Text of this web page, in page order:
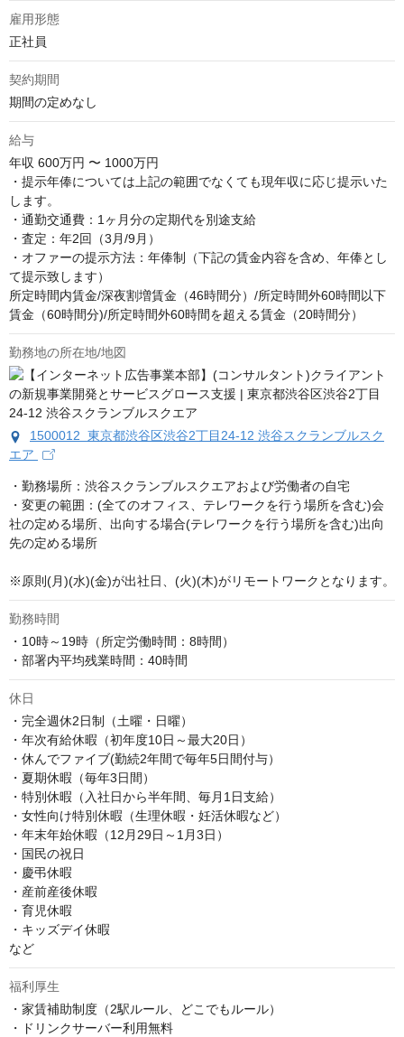
雇用形態
正社員
契約期間
期間の定めなし
給与
年収 600万円 〜 1000万円
・提示年俸については上記の範囲でなくても現年収に応じ提示いた
します。
・通勤交通費：1ヶ月分の定期代を別途支給
・査定：年2回（3月/9月）
・オファーの提示方法：年俸制（下記の賃金内容を含め、年俸とし
て提示致します）
所定時間内賃金/深夜割増賃金（46時間分）/所定時間外60時間以下
賃金（60時間分)/所定時間外60時間を超える賃金（20時間分）
勤務地の所在地/地図
1500012 東京都渋谷区渋谷2丁目24-12 渋谷スクランブルスク
エア
・勤務場所：渋谷スクランブルスクエアおよび労働者の自宅
・変更の範囲：(全てのオフィス、テレワークを行う場所を含む)会
社の定める場所、出向する場合(テレワークを行う場所を含む)出向
先の定める場所
※原則(月)(水)(金)が出社日、(火)(木)がリモートワークとなります。
勤務時間
・10時～19時（所定労働時間：8時間）
・部署内平均残業時間：40時間
休日
・完全週休2日制（土曜・日曜）
・年次有給休暇（初年度10日～最大20日）
・休んでファイブ(勤続2年間で毎年5日間付与）
・夏期休暇（毎年3日間）
・特別休暇（入社日から半年間、毎月1日支給）
・女性向け特別休暇（生理休暇・妊活休暇など）
・年末年始休暇（12月29日～1月3日）
・国民の祝日
・慶弔休暇
・産前産後休暇
・育児休暇
・キッズデイ休暇
など
福利厚生
・家賃補助制度（2駅ルール、どこでもルール）
・ドリンクサーバー利用無料